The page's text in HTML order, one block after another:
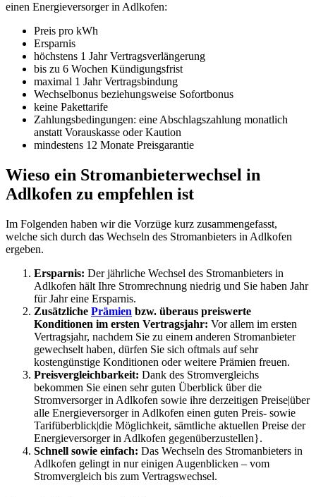
einen Energieversorger in Adlkofen:
Preis pro kWh
Ersparnis
höchstens 1 Jahr Vertragsverlängerung
bis zu 6 Wochen Kündigungsfrist
maximal 1 Jahr Vertragsbindung
Wechselbonus beziehungsweise Sofortbonus
keine Pakettarife
Zahlungsbedingungen: eine Abschlagszahlung monatlich
anstatt Vorauskasse oder Kaution
mindestens 12 Monate Preisgarantie
Wieso ein Stromanbieterwechsel in
Adlkofen zu empfehlen ist
Im Folgenden haben wir die Vorzüge kurz zusammengefasst,
welche sich durch das Wechseln des Stromanbieters in Adlkofen
ergeben.
Ersparnis: Der jährliche Wechsel des Stromanbieters in
Adlkofen hält Ihre Stromrechnung niedrig und Sie haben Jahr
für Jahr eine Ersparnis.
Zusätzliche Prämien bzw. überaus preiswerte
Konditionen im ersten Vertragsjahr: Vor allem im ersten
Vertragsjahr, nachdem Sie zu einem anderen Stromanbieter
gewechselt haben, dürfen Sie sich oftmals auf sehr
kostengünstige Konditionen oder weitere Prämien freuen.
Preisvergleichbarkeit: Dank des Stromvergleichs
bekommen Sie einen sehr guten Überblick über die
Stromversorger in Adlkofen sowie ihre derzeitigen Preise|über
alle Energieversorger in Adlkofen einen guten Preis- sowie
Tarifüberblick|die Möglichkeit, sämtliche aktuellen Preise der
Energieversorger in Adlkofen gegenüberzustellen}.
Schnell sowie einfach: Das Wechseln des Stromanbieters in
Adlkofen gelingt in nur einigen Augenblicken – vom
Stromvergleich bis zum Vertragswechsel.